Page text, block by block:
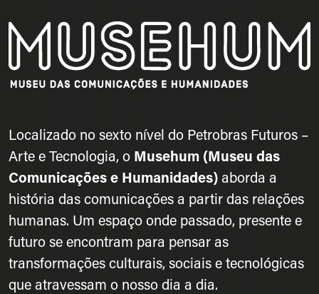
Localizado no sexto nível do Petrobras Futuros –
Arte e Tecnologia, o Musehum (Museu das
Comunicações e Humanidades)aborda a
história das comunicações a partir das relações
humanas. Um espaço onde passado, presente e
futuro se encontram para pensar as
transformações culturais, sociais e tecnológicas
que atravessam o nosso dia a dia.